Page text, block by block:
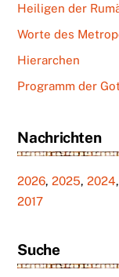
Heiligen der
Worte des
Hierarchen
Programm der
Nachrichten
2026,2025,2024
2017
Suche